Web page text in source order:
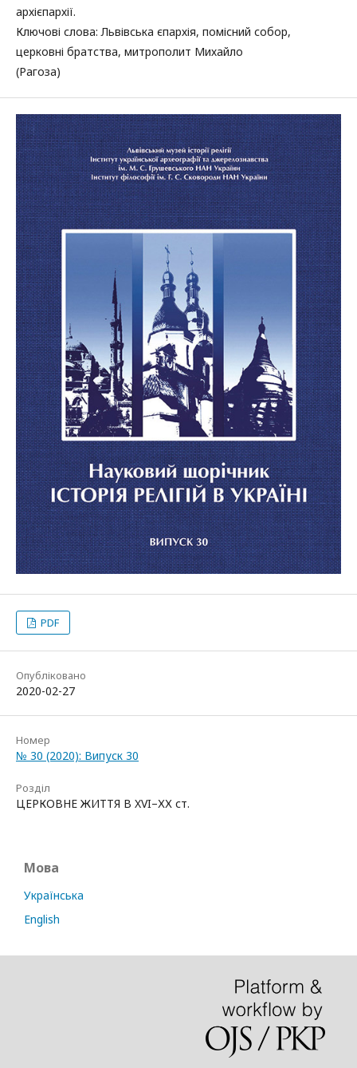
архієпархії.
Ключові слова: Львівська єпархія, помісний собор,
церковні братства, митрополит Михайло
(Рагоза)
PDF
Опубліковано
2020-02-27
Номер
№ 30 (2020): Випуск 30
Розділ
ЦЕРКОВНЕ ЖИТТЯ В XVI–ХХ ст.
Мова
Українська
English